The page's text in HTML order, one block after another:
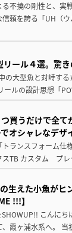
る不撓の剛性と、
頼を誇る「UH（
ール４選。驚
の大型魚と対峙す
ールの設計思想「
買うだけで全
オシャレなデザ
トランスフォーム
スTB カスタム プ
の生えた小魚が
!!!】
SHOWUP!! こんに
、霞ヶ浦水系へ。